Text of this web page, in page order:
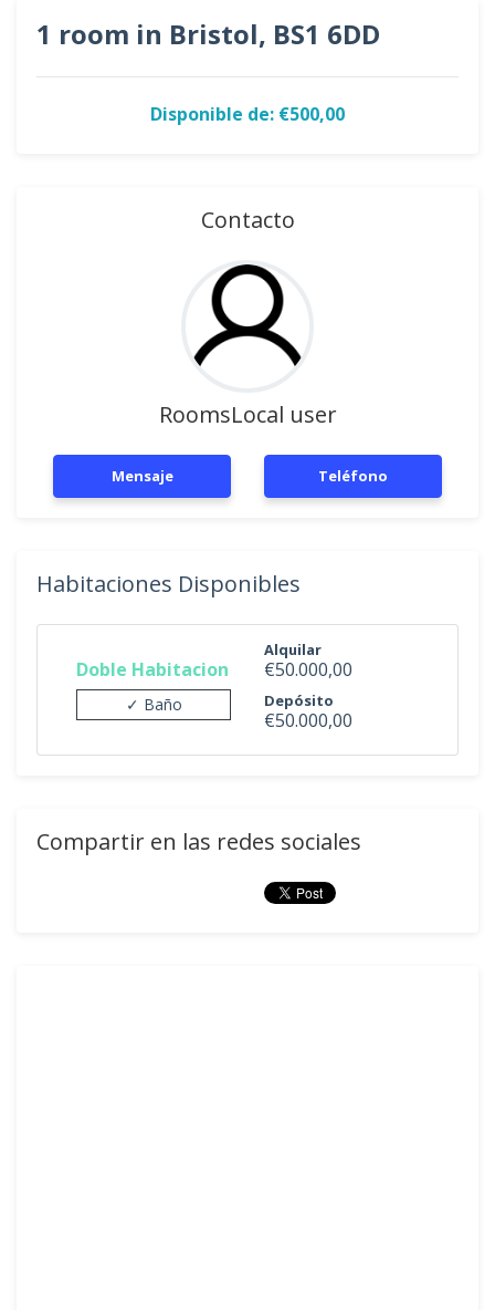
1 room in Bristol, BS1 6DD
Disponible de: €500,00
Contacto
RoomsLocal user
Mensaje Teléfono
Habitaciones Disponibles
Doble Habitacion
✓ Baño
Alquilar
€50.000,00
Depósito
€50.000,00
Compartir en las redes sociales